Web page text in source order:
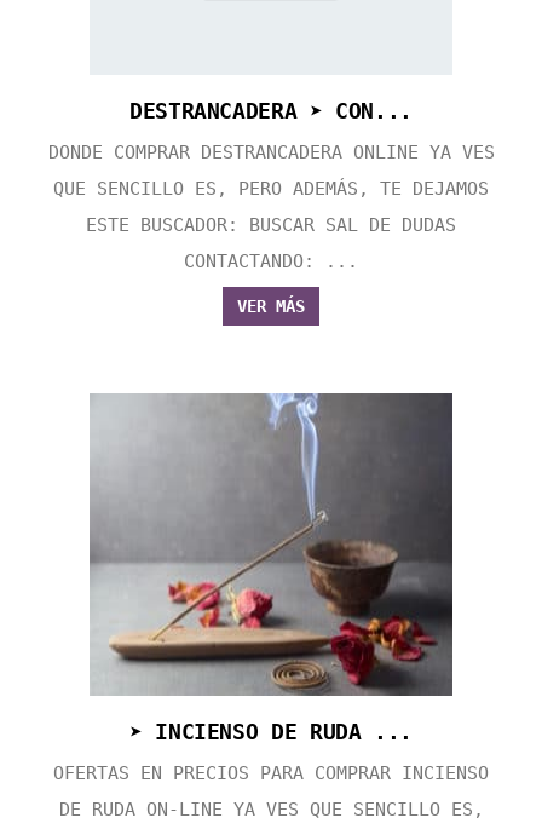
DESTRANCADERA ➤ CON...
DONDE COMPRAR DESTRANCADERA ONLINE YA VES
QUE SENCILLO ES, PERO ADEMÁS, TE DEJAMOS
ESTE BUSCADOR: BUSCAR SAL DE DUDAS
CONTACTANDO: ...
VER MÁS
➤ INCIENSO DE RUDA ...
OFERTAS EN PRECIOS PARA COMPRAR INCIENSO
DE RUDA ON-LINE YA VES QUE SENCILLO ES,